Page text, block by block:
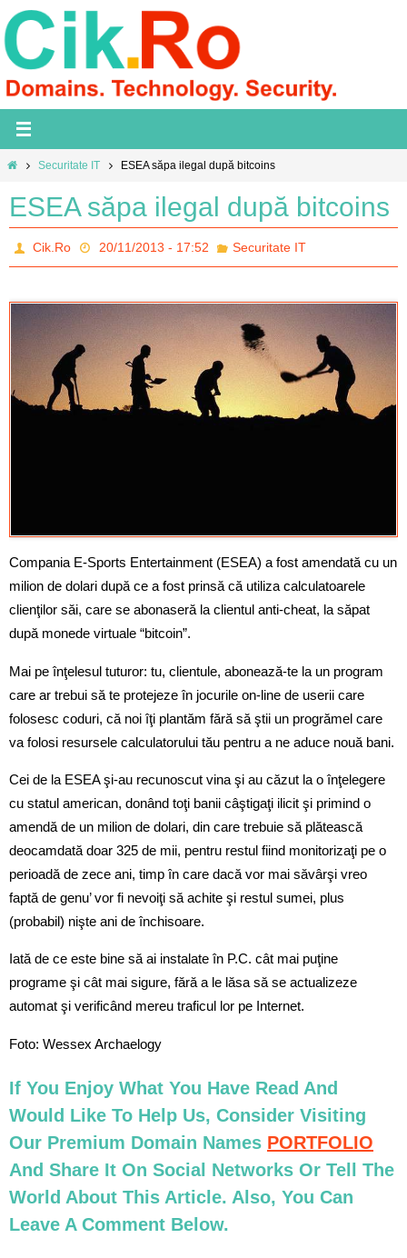
Skip
to
content
HomeSecuritate IT ESEA săpa ilegal după bitcoins
ESEA săpa ilegal după bitcoins
Cik.Ro 20/11/2013 - 17:52 Securitate IT
Compania E-Sports Entertainment (ESEA) a fost amendată cu un
milion de dolari după ce a fost prinsă că utiliza calculatoarele
clienţilor săi, care se abonaseră la clientul anti-cheat, la săpat
după monede virtuale “bitcoin”.
Mai pe înţelesul tuturor: tu, clientule, abonează-te la un program
care ar trebui să te protejeze în jocurile on-line de userii care
folosesc coduri, că noi îţi plantăm fără să ştii un progrămel care
va folosi resursele calculatorului tău pentru a ne aduce nouă bani.
Cei de la ESEA şi-au recunoscut vina şi au căzut la o înţelegere
cu statul american, donând toţi banii câştigaţi ilicit şi primind o
amendă de un milion de dolari, din care trebuie să plătească
deocamdată doar 325 de mii, pentru restul fiind monitorizaţi pe o
perioadă de zece ani, timp în care dacă vor mai săvârşi vreo
faptă de genu’ vor fi nevoiţi să achite şi restul sumei, plus
(probabil) nişte ani de închisoare.
Iată de ce este bine să ai instalate în P.C. cât mai puţine
programe şi cât mai sigure, fără a le lăsa să se actualizeze
automat şi verificând mereu traficul lor pe Internet.
Foto: Wessex Archaelogy
If You Enjoy What You Have Read And
Would Like To Help Us, Consider Visiting
Our Premium Domain Names PORTFOLIO
And Share It On Social Networks Or Tell The
World About This Article. Also, You Can
Leave A Comment Below.